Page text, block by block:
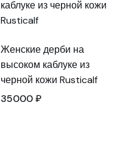
Женские дерби на
высоком каблуке из
черной кожи Rusticalf
35000₽